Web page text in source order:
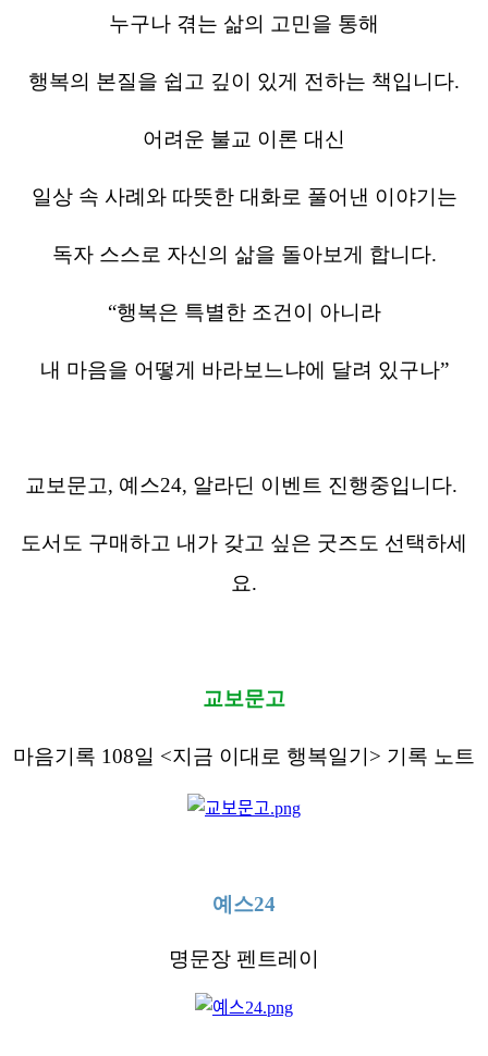
누구나 겪는 삶의 고민을 통해
행복의 본질을 쉽고 깊이 있게 전하는 책입니다.
어려운 불교 이론 대신
일상 속 사례와 따뜻한 대화로 풀어낸 이야기는
독자 스스로 자신의 삶을 돌아보게 합니다.
“행복은 특별한 조건이 아니라
내 마음을 어떻게 바라보느냐에 달려 있구나”
교보문고, 예스24, 알라딘 이벤트 진행중입니다.
도서도 구매하고 내가 갖고 싶은 굿즈도 선택하세
요.
교보문고
마음기록 108일 <지금 이대로 행복일기 > 기록 노트
예스24
명문장 펜트레이